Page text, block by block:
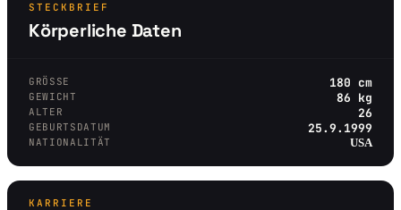
STECKBRIEF
Körperliche Daten
GRÖSSE 180 cm
GEWICHT 86 kg
ALTER 26
GEBURTSDATUM 25.9.1999
NATIONALITÄT USA
KARRIERE